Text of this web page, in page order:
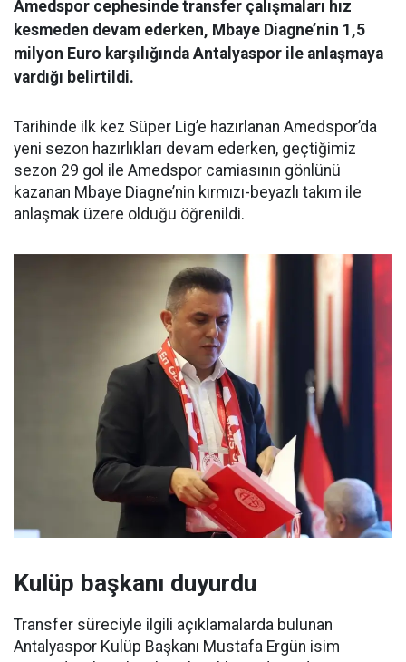
Amedspor cephesinde transfer çalışmaları hız
kesmeden devam ederken, Mbaye Diagne’nin 1,5
milyon Euro karşılığında Antalyaspor ile anlaşmaya
vardığı belirtildi.
Tarihinde ilk kez Süper Lig’e hazırlanan Amedspor’da
yeni sezon hazırlıkları devam ederken, geçtiğimiz
sezon 29 gol ile Amedspor camiasının gönlünü
kazanan Mbaye Diagne’nin kırmızı-beyazlı takım ile
anlaşmak üzere olduğu öğrenildi.
Kulüp başkanı duyurdu
Transfer süreciyle ilgili açıklamalarda bulunan
Antalyaspor Kulüp Başkanı Mustafa Ergün isim